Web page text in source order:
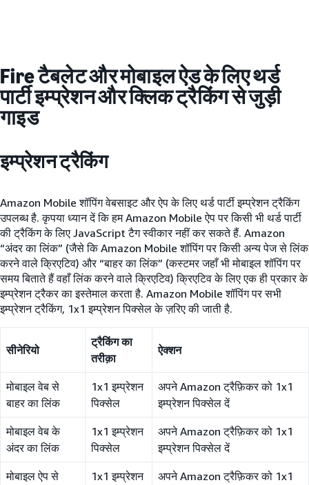
Fire टैबलेट और मोबाइल ऐड के लिए थर्ड
पार्टी इम्प्रेशन और क्लिक ट्रैकिंग से जुड़ी
गाइड
इम्प्रेशन ट्रैकिंग
Amazon Mobile शॉपिंग वेबसाइट और ऐप के लिए थर्ड पार्टी इम्प्रेशन ट्रैकिंग
उपलब्ध है. कृपया ध्यान दें कि हम Amazon Mobile ऐप पर किसी भी थर्ड पार्टी
की ट्रैकिंग के लिए JavaScript टैग स्वीकार नहीं कर सकते हैं. Amazon
“अंदर का लिंक” (जैसे कि Amazon Mobile शॉपिंग पर किसी अन्य पेज से लिंक
करने वाले क्रिएटिव) और “बाहर का लिंक” (कस्टमर जहाँ भी मोबाइल शॉपिंग पर
समय बिताते हैं वहाँ लिंक करने वाले क्रिएटिव) क्रिएटिव के लिए एक ही प्रकार के
इम्प्रेशन ट्रैकर का इस्तेमाल करता है. Amazon Mobile शॉपिंग पर सभी
इम्प्रेशन ट्रैकिंग, 1x1 इम्प्रेशन पिक्सेल के ज़रिए की जाती है.
सीनेरियो
ट्रैकिंग का
तरीक़ा
ऐक्शन
मोबाइल वेब से
बाहर का लिंक
1x1 इम्प्रेशन
पिक्सेल
अपने Amazon ट्रैफ़िकर को 1x1
इम्प्रेशन पिक्सेल दें
मोबाइल वेब के
अंदर का लिंक
1x1 इम्प्रेशन
पिक्सेल
अपने Amazon ट्रैफ़िकर को 1x1
इम्प्रेशन पिक्सेल दें
मोबाइल ऐप से
1x1 इम्प्रेशन
अपने Amazon ट्रैफ़िकर को 1x1